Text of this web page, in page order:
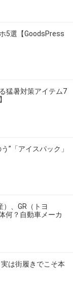
5選【GoodsPress
猛暑対策アイテム7
”「アイスパック」
）、GR（トヨ
何？自動車メーカ
は街履きでこそ本